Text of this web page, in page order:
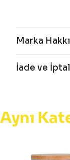
Marka
İade ve
Aynı